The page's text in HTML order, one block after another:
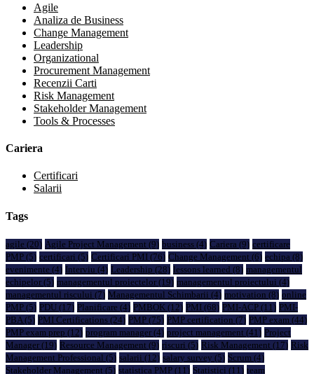
Agile
Analiza de Business
Change Management
Leadership
Organizational
Procurement Management
Recenzii Carti
Risk Management
Stakeholder Management
Tools & Processes
Cariera
Certificari
Salarii
Tags
agile (20) Agile Project Management (9) business (4) Cariera (9) certificare
PMP (5) certificari (5) Certificari PMI (76) Change Management (6) echipa (8)
evenimente (4) Interviu (4) Leadership (28) lessons learned (8) managementul
echipelor (5) managementul proiectelor (19) managementul proiectului (4)
managementul riscului (7) Managementul Schimbarii (4) motivation (8) online
PMP (5) PDU (17) Planificare (4) PMBOK (12) PMI (68) PMI-ACP (11) PMI-
PBA (5) PMI Certifications (24) PMP (75) PMP certification (7) PMP exam (44)
PMP exam prep (12) program manager (4) project management (41) Project
Manager (19) Resource Management (9) riscuri (5) Risk Management (17) Risk
Management Professional (5) salarii (12) salary survey (5) Scrum (4)
Stakeholder Management (5) statistica PMP (11) Statistici (11) team